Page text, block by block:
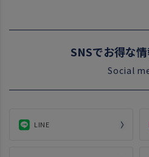
SNSでお得な情
Social
LINE